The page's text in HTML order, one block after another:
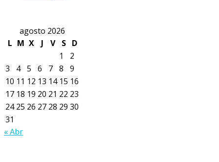
agosto 2026
L M X J V S
D
1
2
3
4 5 6 7 8
9
10 11 12 13 14 15 16
17 18 19 20 21 22 23
24 25 26 27 28 29 30
31
« Abr